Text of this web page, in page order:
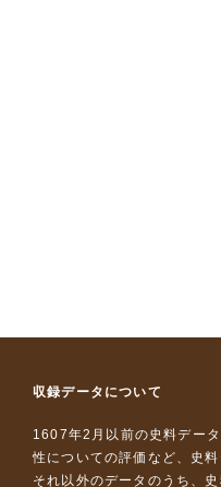
収録データについて
1607年2月以前の史料データ
性についての評価など、史
それ以外のデータのうち、